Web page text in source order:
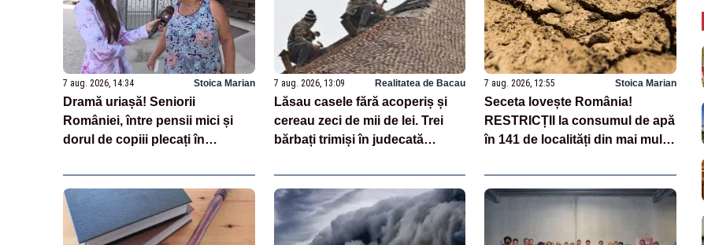
7 aug. 2026, 14:34 Stoica Marian
Dramă uriașă! Seniorii
României, între pensii mici și
dorul de copiii plecați în
an"
7 aug. 2026, 13:09 Realitatea de Bacau
Lăsau casele fără acoperiș și
cereau zeci de mii de lei. Trei
bărbați trimiși în judecată
7 aug. 2026, 12:55 Stoica Marian
Seceta lovește România!
RESTRICȚII la consumul de apă
în 141 de localități din mai multe